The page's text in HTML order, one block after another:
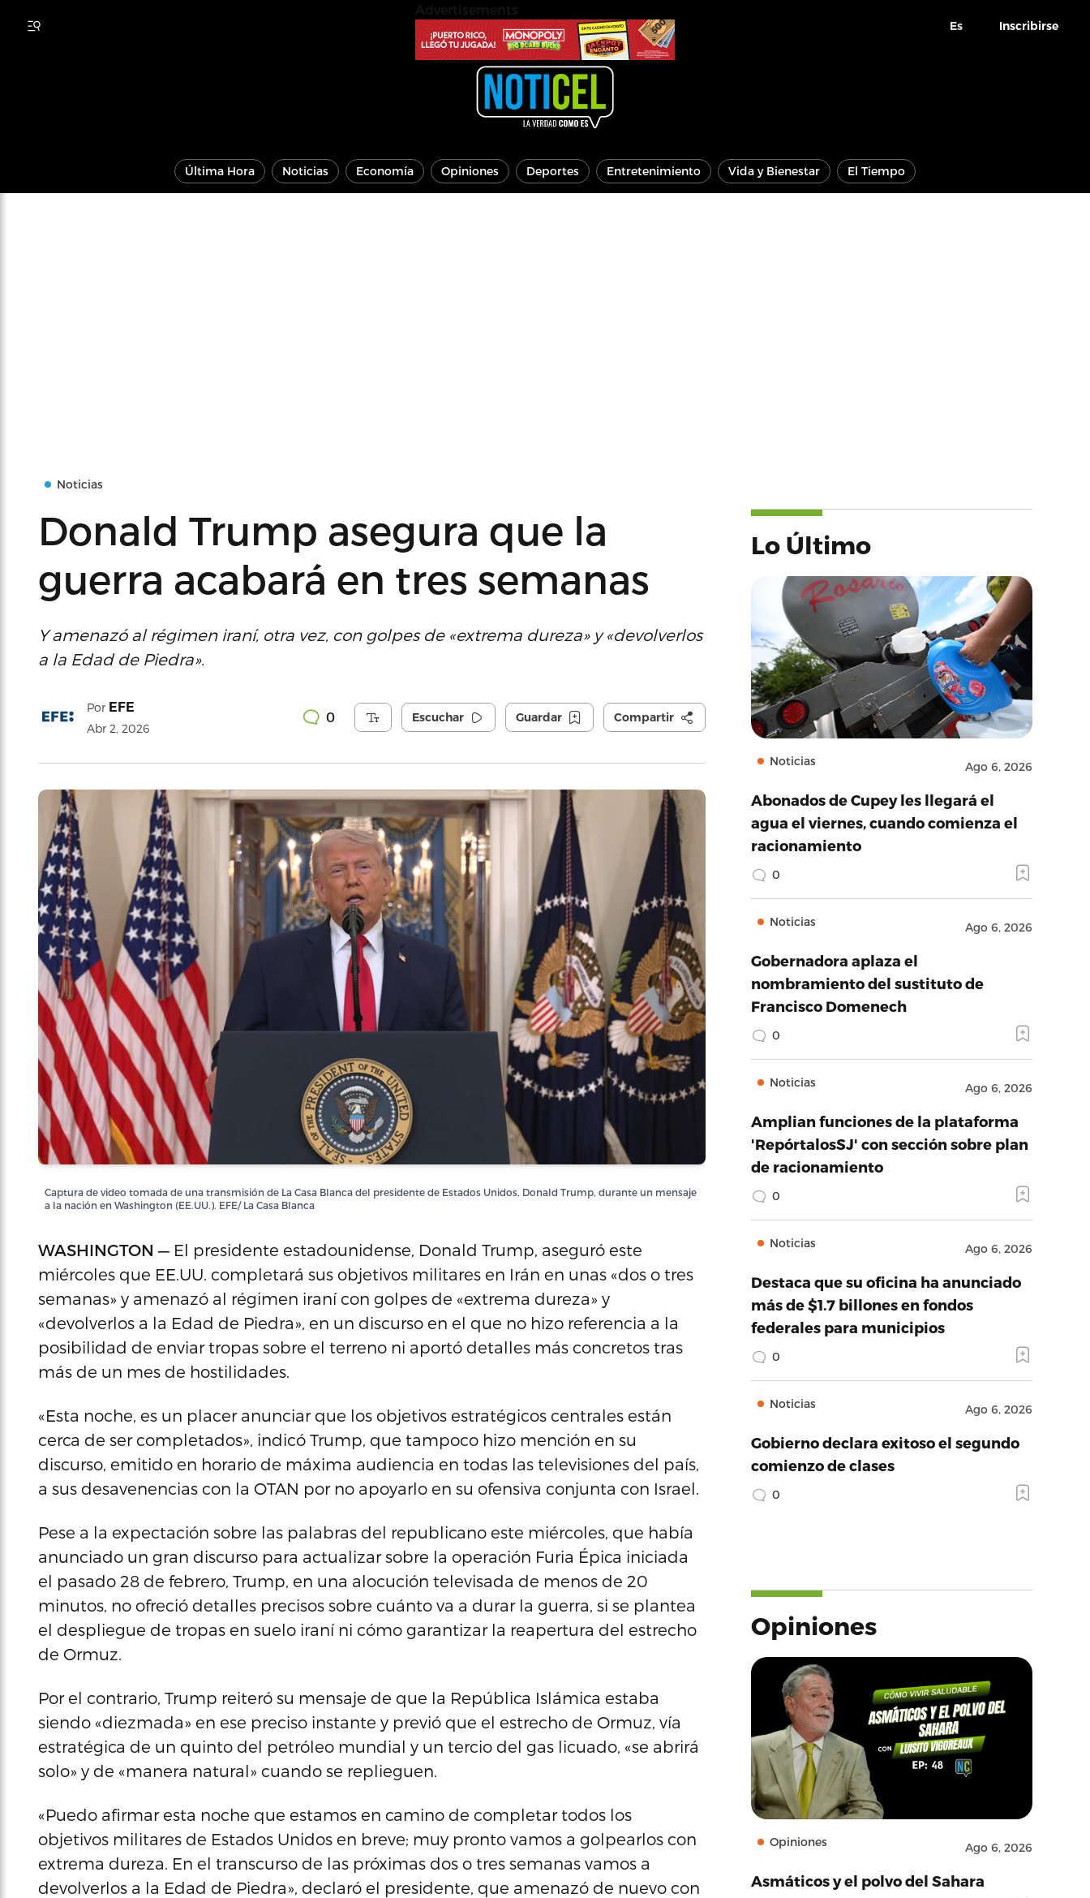
Es Inscribirse
Última Hora Noticias Economía Opiniones Deportes Entretenimiento Vida y Bienestar El Tiempo
Noticias
Donald Trump asegura que la
guerra acabará en tres semanas
Y amenazó al régimen iraní, otra vez, con golpes de «extrema dureza» y «devolverlos
a la Edad de Piedra».
Por EFE
Abr 2, 2026
0 Escuchar Guardar Compartir
Captura de video tomada de una transmisión de La Casa Blanca del presidente de Estados Unidos, Donald Trump, durante un mensaje
a la nación en Washington (EE.UU.). EFE/ La Casa Blanca
WASHINGTON — El presidente estadounidense, Donald Trump, aseguró este
miércoles que EE.UU. completará sus objetivos militares en Irán en unas «dos o tres
semanas» y amenazó al régimen iraní con golpes de «extrema dureza» y
«devolverlos a la Edad de Piedra», en un discurso en el que no hizo referencia a la
posibilidad de enviar tropas sobre el terreno ni aportó detalles más concretos tras
más de un mes de hostilidades.
«Esta noche, es un placer anunciar que los objetivos estratégicos centrales están
cerca de ser completados», indicó Trump, que tampoco hizo mención en su
discurso, emitido en horario de máxima audiencia en todas las televisiones del país,
a sus desavenencias con la OTAN por no apoyarlo en su ofensiva conjunta con Israel.
Pese a la expectación sobre las palabras del republicano este miércoles, que había
anunciado un gran discurso para actualizar sobre la operación Furia Épica iniciada
el pasado 28 de febrero, Trump, en una alocución televisada de menos de 20
minutos, no ofreció detalles precisos sobre cuánto va a durar la guerra, si se plantea
el despliegue de tropas en suelo iraní ni cómo garantizar la reapertura del estrecho
de Ormuz.
Por el contrario, Trump reiteró su mensaje de que la República Islámica estaba
siendo «diezmada» en ese preciso instante y previó que el estrecho de Ormuz, vía
estratégica de un quinto del petróleo mundial y un tercio del gas licuado, «se abrirá
solo» y de «manera natural» cuando se replieguen.
«Puedo afirmar esta noche que estamos en camino de completar todos los
objetivos militares de Estados Unidos en breve; muy pronto vamos a golpearlos con
extrema dureza. En el transcurso de las próximas dos o tres semanas vamos a
devolverlos a la Edad de Piedra», declaró el presidente, que amenazó de nuevo con
Lo Último
Noticias Ago 6, 2026
Abonados de Cupey les llegará el
agua el viernes, cuando comienza el
racionamiento
0
Noticias Ago 6, 2026
Gobernadora aplaza el
nombramiento del sustituto de
Francisco Domenech
0
Noticias Ago 6, 2026
Amplian funciones de la plataforma
'RepórtalosSJ' con sección sobre plan
de racionamiento
0
Noticias Ago 6, 2026
Destaca que su oficina ha anunciado
más de $1.7 billones en fondos
federales para municipios
0
Noticias Ago 6, 2026
Gobierno declara exitoso el segundo
comienzo de clases
0
Opiniones
Opiniones Ago 6, 2026
Asmáticos y el polvo del Sahara